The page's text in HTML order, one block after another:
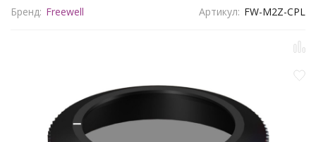
Бренд: Freewell Артикул: FW-M2Z-CPL